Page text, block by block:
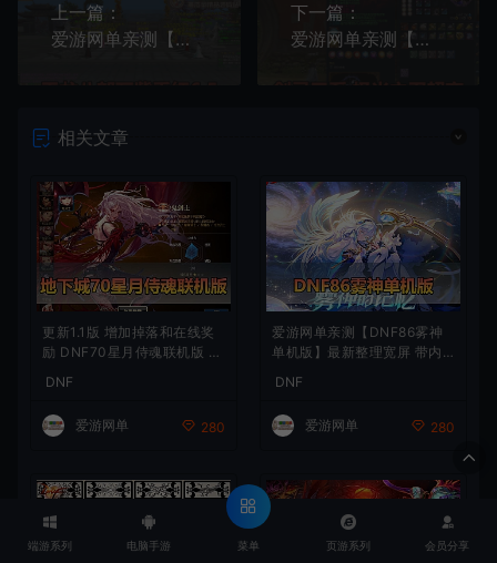
上一篇：
爱游网单亲测【天龙八部单机版】最新整理万紫千红6.5仿官修改版 带内置GM 内辅 无字谱 快捷传送 时装衣柜 虚拟机一键端 视频安装教学
下一篇：
爱游网单亲测【剑灵三系单机版】最新整理极光之刃超变地下城特色装备材料 属性时装 配攻略掉落表 虚拟机服务端 视频教学
相关文章
更新1.1版 增加掉落和在线奖
励 DNF70星月侍魂联机版 丰
辟邪玉 皮肤外观 BUFF技能徽
章 史诗装备特效徽章 技能宝
珠等 在线点 装备靠爆
DNF
爱游网单 280
爱游网单亲测【DNF86雾神
单机版】最新整理宽屏 带内
新深渊副本 技能护石 虚拟机
一键端 视频安装教学
DNF
爱游网单 280
端游系列 电脑手游 菜单 页游系列 会员分享